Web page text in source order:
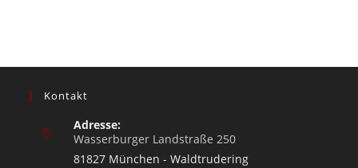
Kontakt
Adresse:
Wasserburger Landstraße 250
81827 München - Waldtrudering